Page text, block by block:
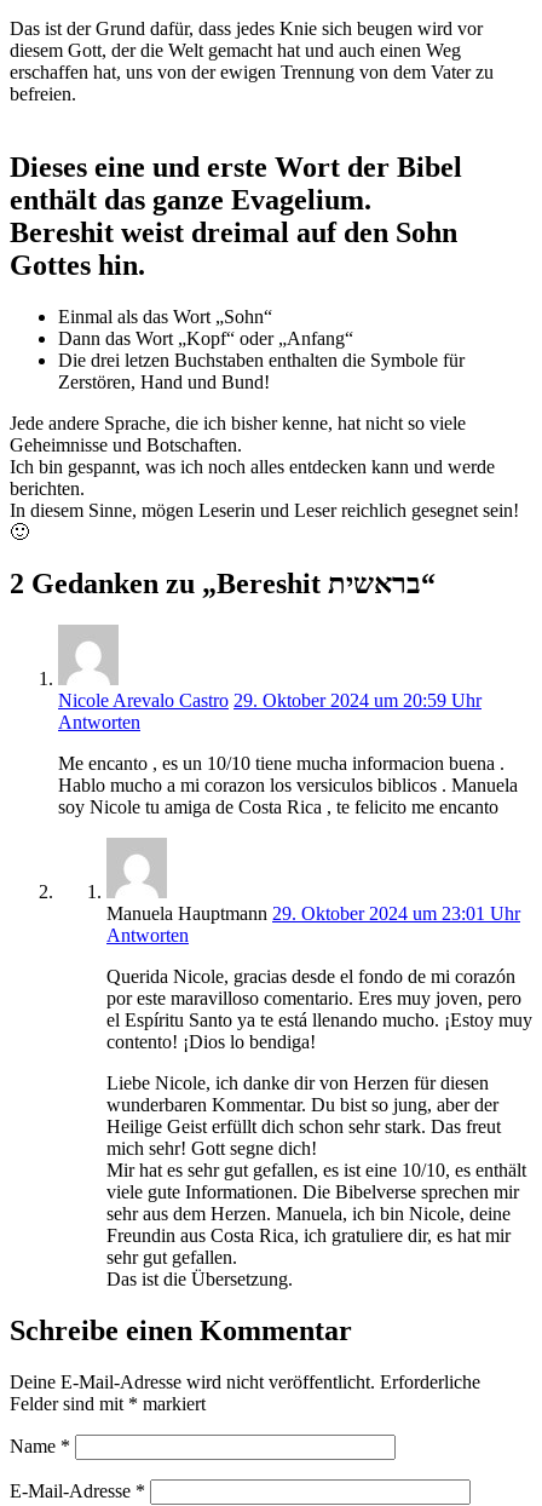
Das ist der Grund dafür, dass jedes Knie sich beugen wird vor
diesem Gott, der die Welt gemacht hat und auch einen Weg
erschaffen hat, uns von der ewigen Trennung von dem Vater zu
befreien.
Dieses eine und erste Wort der Bibel
enthält das ganze Evagelium.
Bereshit weist dreimal auf den Sohn
Gottes hin.
Einmal als das Wort „Sohn“
Dann das Wort „Kopf“ oder „Anfang“
Die drei letzen Buchstaben enthalten die Symbole für
Zerstören, Hand und Bund!
Jede andere Sprache, die ich bisher kenne, hat nicht so viele
Geheimnisse und Botschaften.
Ich bin gespannt, was ich noch alles entdecken kann und werde
berichten.
In diesem Sinne, mögen Leserin und Leser reichlich gesegnet sein!
🙂
2 Gedanken zu „Bereshit בראשית“
Nicole Arevalo Castro 29. Oktober 2024 um 20:59 Uhr
Antworten
Me encanto , es un 10/10 tiene mucha informacion buena .
Hablo mucho a mi corazon los versiculos biblicos . Manuela
soy Nicole tu amiga de Costa Rica , te felicito me encanto
Manuela Hauptmann 29. Oktober 2024 um 23:01 Uhr
Antworten
Querida Nicole, gracias desde el fondo de mi corazón
por este maravilloso comentario. Eres muy joven, pero
el Espíritu Santo ya te está llenando mucho. ¡Estoy muy
contento! ¡Dios lo bendiga!
Liebe Nicole, ich danke dir von Herzen für diesen
wunderbaren Kommentar. Du bist so jung, aber der
Heilige Geist erfüllt dich schon sehr stark. Das freut
mich sehr! Gott segne dich!
Mir hat es sehr gut gefallen, es ist eine 10/10, es enthält
viele gute Informationen. Die Bibelverse sprechen mir
sehr aus dem Herzen. Manuela, ich bin Nicole, deine
Freundin aus Costa Rica, ich gratuliere dir, es hat mir
sehr gut gefallen.
Das ist die Übersetzung.
Schreibe einen Kommentar
Deine E-Mail-Adresse wird nicht veröffentlicht. Erforderliche
Felder sind mit * markiert
Name *
E-Mail-Adresse *